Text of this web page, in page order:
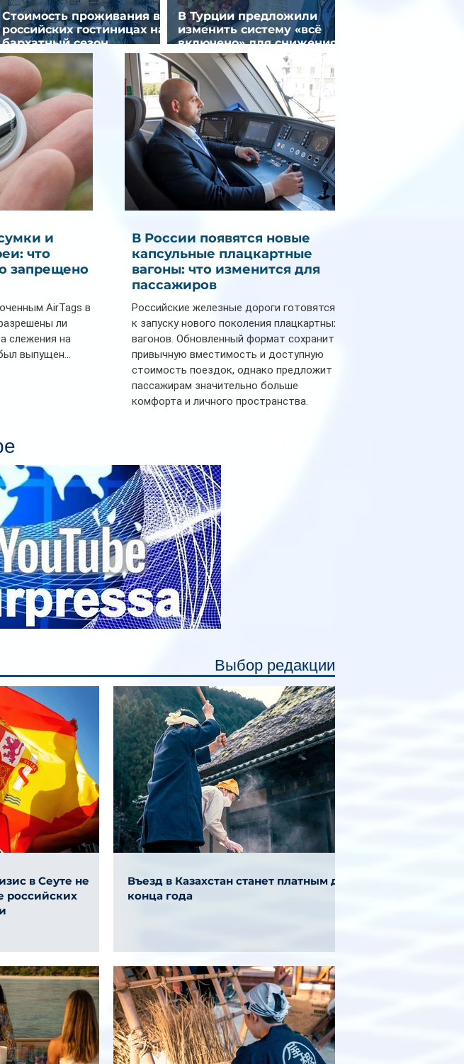
Стоимость проживания в
российских гостиницах на
бархатный сезон
снизилась на 9%
В Турции предложили
изменить систему «всё
включено» для снижения
стоимости отдыха
и
что
запрещено в
AirTags в
ли
слежения на
выпущен...
В России появятся новые
капсульные плацкартные
вагоны: что изменится для
пассажиров
Российские железные дороги готовятся
к запуску нового поколения плацкартных
вагонов. Обновленный формат сохранит
привычную вместимость и доступную
стоимость поездок, однако предложит
пассажирам значительно больше
комфорта и личного пространства.
индивидуальные шторки у каждого
спального места. Они позволят
пассажирам закрыть свою полку во
время сна или отдыха, создав ощуще
Выбор редакции
в Сеуте не
российских
Въезд в Казахстан станет платным до
конца года